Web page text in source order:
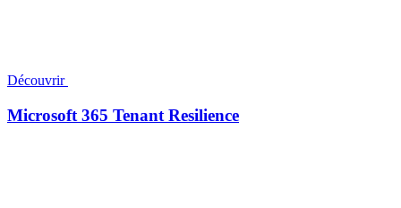
Découvrir
Microsoft 365 Tenant Resilience